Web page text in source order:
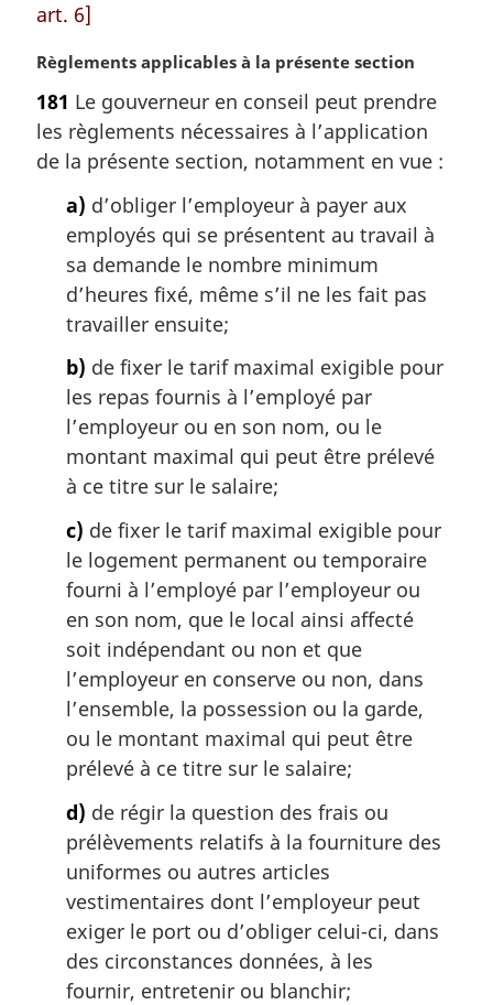
art. 6]
N
t
e
m
Règlements applicables à la présente section
181 Le gouverneur en conseil peut prendre
les règlements nécessaires à l’application
de la présente section, notamment en vue :
a) d’obliger l’employeur à payer aux
employés qui se présentent au travail à
sa demande le nombre minimum
d’heures fixé, même s’il ne les fait pas
travailler ensuite;
b) de fixer le tarif maximal exigible pour
les repas fournis à l’employé par
l’employeur ou en son nom, ou le
montant maximal qui peut être prélevé
à ce titre sur le salaire;
c) de fixer le tarif maximal exigible pour
le logement permanent ou temporaire
fourni à l’employé par l’employeur ou
en son nom, que le local ainsi affecté
soit indépendant ou non et que
l’employeur en conserve ou non, dans
l’ensemble, la possession ou la garde,
ou le montant maximal qui peut être
prélevé à ce titre sur le salaire;
d) de régir la question des frais ou
prélèvements relatifs à la fourniture des
uniformes ou autres articles
vestimentaires dont l’employeur peut
exiger le port ou d’obliger celui-ci, dans
des circonstances données, à les
fournir, entretenir ou blanchir;